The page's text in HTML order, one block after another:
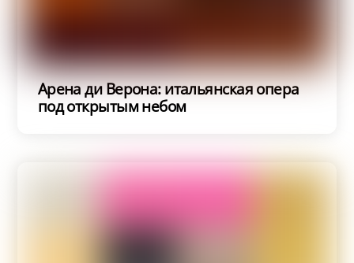
Арена ди Верона: итальянская опера
под открытым небом